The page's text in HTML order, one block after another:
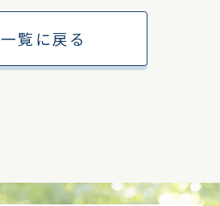
一覧に戻る